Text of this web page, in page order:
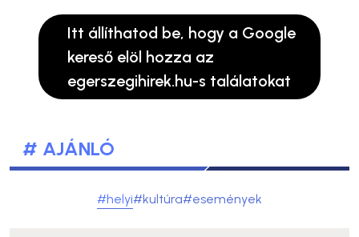
Itt állíthatod be, hogy a Google
kereső elöl hozza az
egerszegihirek.hu-s találatokat
# AJÁNLÓ
#helyi#kultúra#események